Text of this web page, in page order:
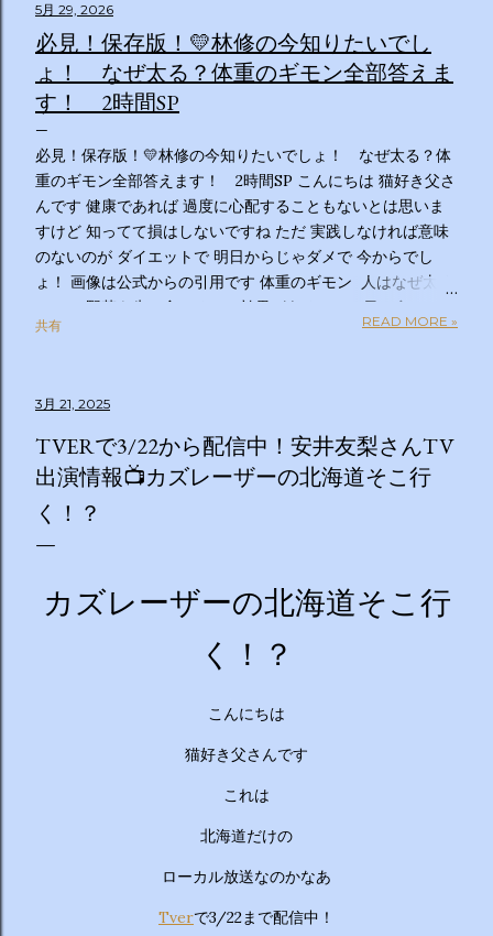
5月 29, 2026
必見！保存版！💛林修の今知りたいでし
ょ！ なぜ太る？体重のギモン全部答えま
す！ 2時間SP
必見！保存版！💛林修の今知りたいでしょ！ なぜ太る？体
重のギモン全部答えます！ 2時間SP こんにちは 猫好き父さ
んです 健康であれば 過度に心配することもないとは思いま
すけど 知ってて損はしないですね ただ 実践しなければ意味
のないのが ダイエットで 明日からじゃダメで 今からでし
ょ！ 画像は公式からの引用です 体重のギモン 人はなぜ太る
のか？ 野菜を先に食べるのは効果があるの？１日２食と３
食、どっちが太らない？「太りやすい人」と「太りにくい
腹、どうすれば凹む？「フェイスライン」はすっきりさせら
れる？ラクして太りにくい体になる方法は？私の理想体重っ
て何キロ？体重のギモン全部答えます！２時間ＳＰ ◇出演
者 【ＭＣ】林修 【副担任】斎藤ちはる（テレビ朝日アナ
ウンサー）【学級委員長】バカリズム 【学友】伊沢拓司
藤俊徳 加藤プラチナクリニック院長 脳の学校 代
表 森谷敏夫 京都大学名誉教授 郷間光正
０：２８は「私の幸福時間」を放送いたします ☆番組ＨＰ
ビ朝日が選んだ『青少年に見てもらいたい番組』です。 体重
ーチから分かりやすくお答えします！ 🥦 1. 人はなぜ太るの
か？ 根本的な理由は非常にシンプルで、「摂取カロリー（食
す。 消費しきれずに余ったエネルギーは、万が一の飢餓に備
えるための「脂肪」として身体に蓄えられます。現代はいつ
でも高カロリーな食べ物が手に入るため、意識しないと簡単
にエネルギー過多になってしまいます。 🥗 2. 野菜を先に食
共有 READ MORE »
3月 21, 2025
TVERで3/22から配信中！安井友梨さんTV
出演情報📺カズレーザーの北海道そこ行
く！？
カズレーザーの北海道そこ行
く！？
こんにちは
猫好き父さんです
これは
北海道だけの
ローカル放送なのかなあ
Tverで3/22まで配信中！